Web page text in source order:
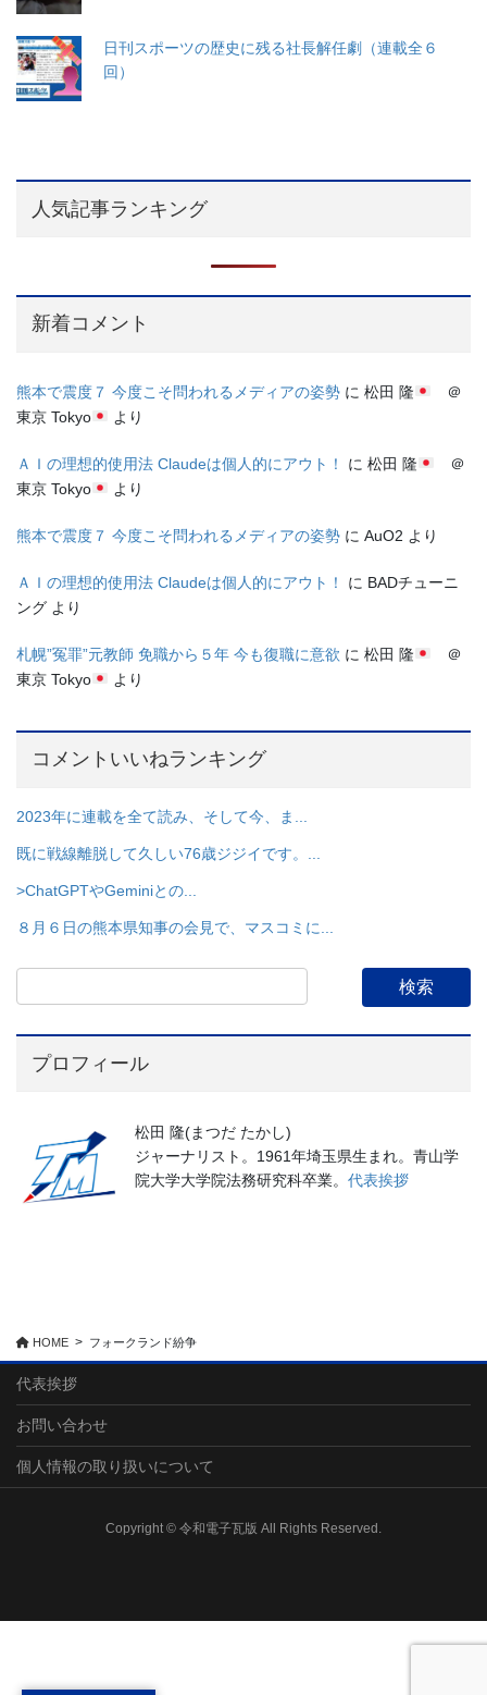
日刊スポーツの歴史に残る社長解任劇（連載全６
回）
人気記事ランキング
新着コメント
熊本で震度７ 今度こそ問われるメディアの姿勢 に 松田 隆
＠
東京 Tokyo
より
ＡＩの理想的使用法 Claudeは個人的にアウト！ に 松田 隆
＠
東京 Tokyo
より
熊本で震度７ 今度こそ問われるメディアの姿勢 に AuO2 より
ＡＩの理想的使用法 Claudeは個人的にアウト！ に BADチューニ
ング より
札幌”冤罪”元教師 免職から５年 今も復職に意欲 に 松田 隆
＠
東京 Tokyo
より
コメントいいねランキング
2023年に連載を全て読み、そして今、ま...
既に戦線離脱して久しい76歳ジジイです。...
>ChatGPTやGeminiとの...
８月６日の熊本県知事の会見で、マスコミに...
プロフィール
松田 隆(まつだ たかし)
ジャーナリスト。1961年埼玉県生まれ。青山学
院大学大学院法務研究科卒業。 代表挨拶
HOME フォークランド紛争
代表挨拶
お問い合わせ
個人情報の取り扱いについて
Copyright © 令和電子瓦版 All Rights Reserved.